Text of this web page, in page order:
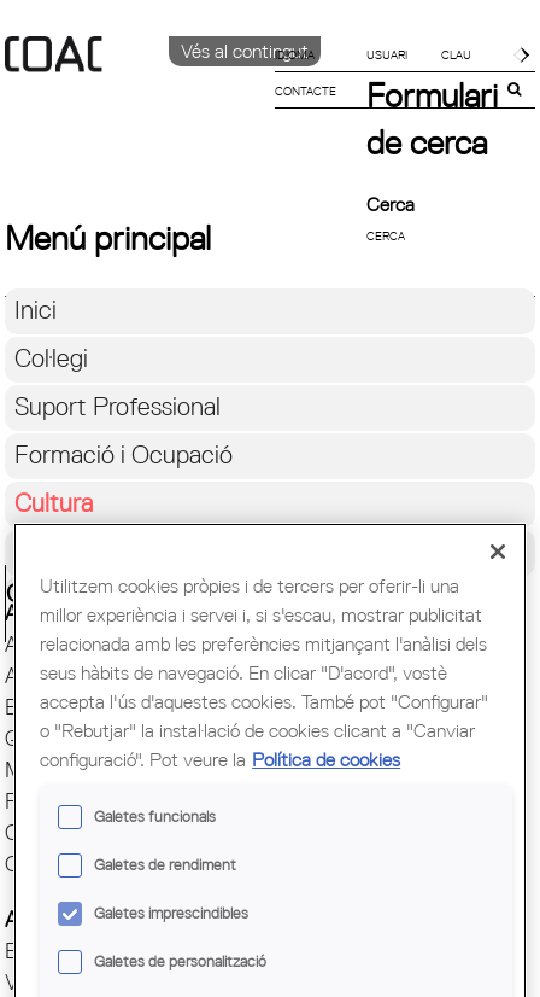
Vés al contingut
IDIOMA
CATALÀ
CONTACTE
Formulari
de cerca
Cerca
Menú principal
Inici
Col·legi
Suport Professional
Formació i Ocupació
Cultura
Ciutadania
Actes i Exposicions
Arxiu Històric
Arquitectura catalana
Biblioteca
Quaderns
Mostra d'Arquitectura
Premis Arquitec. Girona
Oficina del Paisatge
Centre Obert d'Arquitectura
Actes COAC
Exposicions COAC
Visites COAC
Utilitzem cookies pròpies i de tercers per oferir-li una
millor experiència i servei i, si s'escau, mostrar publicitat
relacionada amb les preferències mitjançant l'anàlisi dels
seus hàbits de navegació. En clicar "D'acord", vostè
accepta l'ús d'aquestes cookies. També pot "Configurar"
o "Rebutjar" la instal·lació de cookies clicant a "Canviar
configuració". Pot veure la Política de cookies
Galetes funcionals
Galetes de rendiment
Galetes imprescindibles
Galetes de personalització